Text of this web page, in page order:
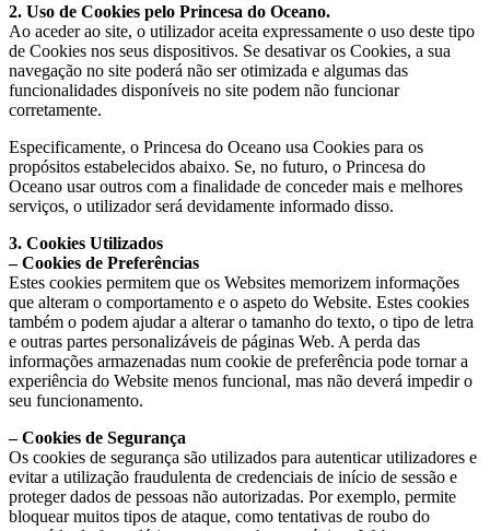
2. Uso de Cookies pelo Princesa do Oceano.
Ao aceder ao site, o utilizador aceita expressamente o uso deste tipo
de Cookies nos seus dispositivos. Se desativar os Cookies, a sua
navegação no site poderá não ser otimizada e algumas das
funcionalidades disponíveis no site podem não funcionar
corretamente.
Especificamente, o Princesa do Oceano usa Cookies para os
propósitos estabelecidos abaixo. Se, no futuro, o Princesa do
Oceano usar outros com a finalidade de conceder mais e melhores
serviços, o utilizador será devidamente informado disso.
3. Cookies Utilizados
– Cookies de Preferências
Estes cookies permitem que os Websites memorizem informações
que alteram o comportamento e o aspeto do Website. Estes cookies
também o podem ajudar a alterar o tamanho do texto, o tipo de letra
e outras partes personalizáveis de páginas Web. A perda das
informações armazenadas num cookie de preferência pode tornar a
experiência do Website menos funcional, mas não deverá impedir o
seu funcionamento.
– Cookies de Segurança
Os cookies de segurança são utilizados para autenticar utilizadores e
evitar a utilização fraudulenta de credenciais de início de sessão e
proteger dados de pessoas não autorizadas. Por exemplo, permite
bloquear muitos tipos de ataque, como tentativas de roubo do